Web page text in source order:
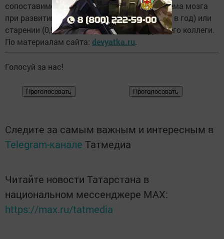
сопоставимо с годовым уменьшением объема мозга
при развитии рассеянного склероза (0,253% в год) или
старении (0,913% в год), пишут Накамура и его коллеги.
По материалам сайта: devyatka.ru.
Голосуй за нас!
Следите за самым важным и интересным в
Telegram-канале Татмедиа
Читайте новости Татарстана в
национальном мессенджере MАХ:
https://max.ru/tatmedia